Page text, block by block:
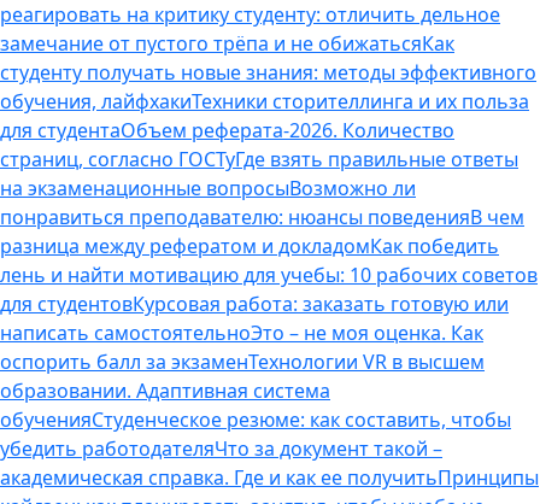
реагировать на критику студенту: отличить дельное
замечание от пустого трёпа и не обижатьсяКак
студенту получать новые знания: методы эффективного
обучения, лайфхакиТехники сторителлинга и их польза
для студентаОбъем реферата-2026. Количество
страниц, согласно ГОСТуГде взять правильные ответы
на экзаменационные вопросыВозможно ли
понравиться преподавателю: нюансы поведенияВ чем
разница между рефератом и докладомКак победить
лень и найти мотивацию для учебы: 10 рабочих советов
для студентовКурсовая работа: заказать готовую или
написать самостоятельноЭто – не моя оценка. Как
оспорить балл за экзаменТехнологии VR в высшем
образовании. Адаптивная система
обученияСтуденческое резюме: как составить, чтобы
убедить работодателяЧто за документ такой –
академическая справка. Где и как ее получитьПринципы